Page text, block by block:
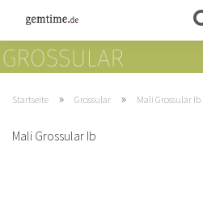
Startseite » Grossular » Mali Grossular Ib
Mali Grossular Ib